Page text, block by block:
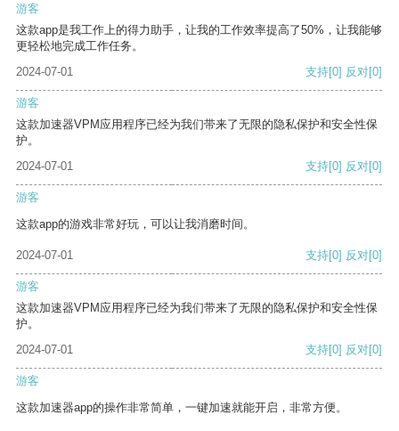
游客
这款app是我工作上的得力助手，让我的工作效率提高了50%，让我能够
更轻松地完成工作任务。
2024-07-01
支持[0] 反对[0]
游客
这款加速器VPM应用程序已经为我们带来了无限的隐私保护和安全性保
护。
2024-07-01
支持[0] 反对[0]
游客
这款app的游戏非常好玩，可以让我消磨时间。
2024-07-01 支持[0] 反对[0]
游客
这款加速器VPM应用程序已经为我们带来了无限的隐私保护和安全性保
护。
2024-07-01
支持[0] 反对[0]
游客
这款加速器app的操作非常简单，一键加速就能开启，非常方便。